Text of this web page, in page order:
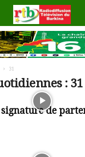
31
:
signature de